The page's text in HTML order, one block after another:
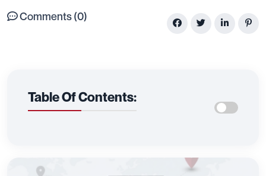
Comments (0)
Table Of Contents: